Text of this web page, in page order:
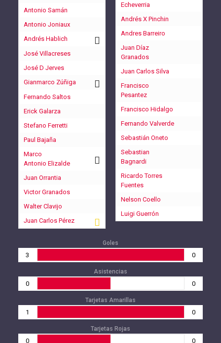
Antonio Samán
Antonio Joniaux
Andrés Hablich
José Villacreses
José D Jerves
Gianmarco Zúñiga
Fernando Saltos
Erick Galarza
Stefano Ferretti
Paul Bajaña
Marco
Antonio Elizalde
Juan Orrantia
Victor Granados
Walter Clavijo
Juan Carlos Pérez
Echeverria
Andrés X Pinchin
Andres Barreiro
Juan Díaz
Granados
Juan Carlos Silva
Francisco
Pesantez
Francisco Hidalgo
Fernando Valverde
Sebastián Oneto
Sebastian
Bagnardi
Ricardo Torres
Fuentes
Nelson Coello
Luigi Guerrón
Goles
3 0
Asistencias
0 0
Tarjetas Amarillas
1 0
Tarjetas Rojas
0 0